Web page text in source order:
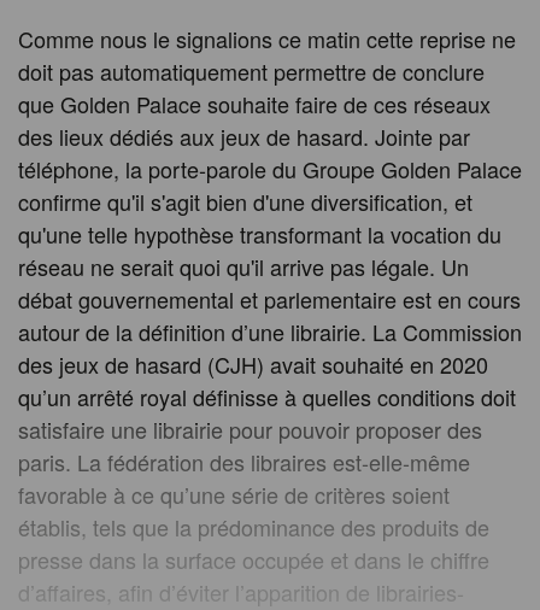
Comme nous le signalions ce matin cette reprise ne
doit pas automatiquement permettre de conclure
que Golden Palace souhaite faire de ces réseaux
des lieux dédiés aux jeux de hasard. Jointe par
téléphone, la porte-parole du Groupe Golden Palace
confirme qu'il s'agit bien d'une diversification, et
qu'une telle hypothèse transformant la vocation du
réseau ne serait quoi qu'il arrive pas légale. Un
débat gouvernemental et parlementaire est en cours
autour de la définition d’une librairie. La Commission
des jeux de hasard (CJH) avait souhaité en 2020
qu’un arrêté royal définisse à quelles conditions doit
satisfaire une librairie pour pouvoir proposer des
paris. La fédération des libraires est-elle-même
favorable à ce qu’une série de critères soient
établis, tels que la prédominance des produits de
presse dans la surface occupée et dans le chiffre
d’affaires, afin d’éviter l’apparition de librairies-